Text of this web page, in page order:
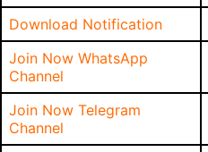
Download Notification
Join Now WhatsApp
Channel
Join Now Telegram
Channel